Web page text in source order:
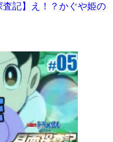
査記】え！？かぐや姫の